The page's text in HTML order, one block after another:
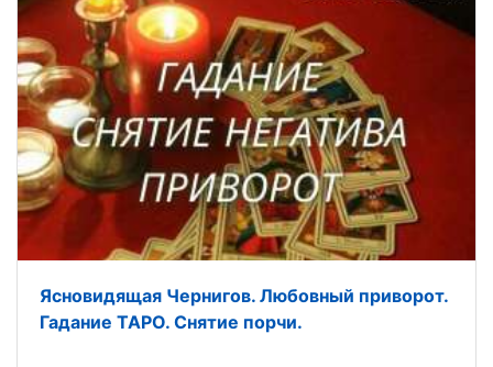
Ясновидящая Чернигов. Любовный приворот.
Гадание ТАРО. Снятие порчи.